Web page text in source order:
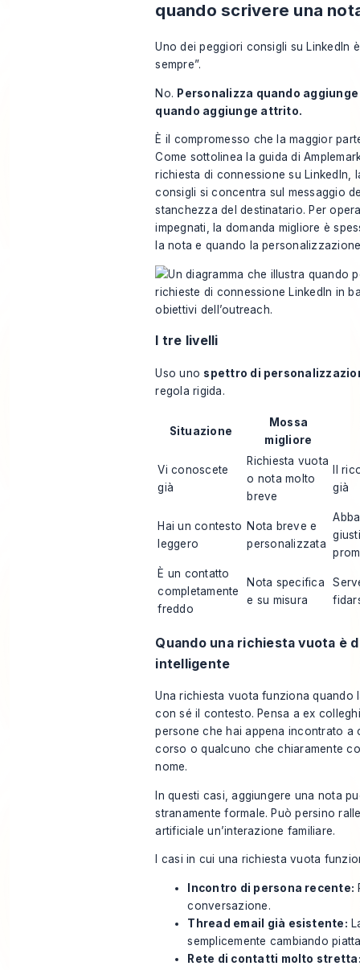
quando scrivere una
Uno dei peggiori consigli su LinkedIn
sempre”.
No. Personalizza quando
quando aggiunge attrito.
È il compromesso che la maggior
Come sottolinea la guida di
richiesta di connessione su LinkedIn ,
consigli si concentra sul messaggio
stanchezza del destinatario. Per
impegnati, la domanda migliore è
la nota e quando la
I tre livelli
Uso uno spettro di
regola rigida.
Situazione
Mossa
migliore
Vi conoscete
già
Richiesta vuota
o nota molto
breve
Il
già
Hai un contesto
leggero
Nota breve e
personalizzata
È un contatto
completamente
freddo
Nota specifica
e su misura
Quando una richiesta vuota è
intelligente
Una richiesta vuota funziona quando
con sé il contesto. Pensa a ex
persone che hai appena incontrato a
corso o qualcuno che chiaramente
nome.
In questi casi, aggiungere una nota
stranamente formale. Può persino
artificiale un’interazione familiare.
I casi in cui una richiesta vuota
Incontro di persona recente:
conversazione.
Thread email già esistente:
semplicemente cambiando
Rete di contatti molto